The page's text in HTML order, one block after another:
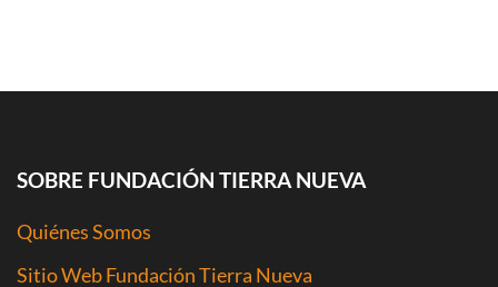
SOBRE FUNDACIÓN TIERRA NUEVA
Quiénes Somos
Sitio Web Fundación Tierra Nueva